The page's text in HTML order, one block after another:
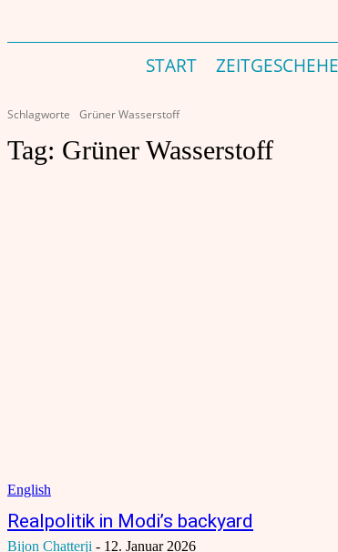
START
Schlagworte Grüner Wasserstoff
Tag: Grüner Wasserstoff
English
Realpolitik in Modi’s backyard
Bijon Chatterji - 12. Januar 2026